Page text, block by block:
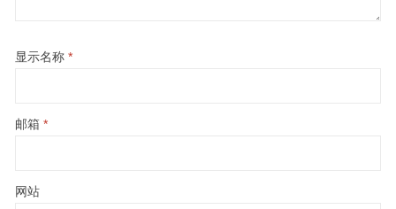
显示名称 *
邮箱 *
网站